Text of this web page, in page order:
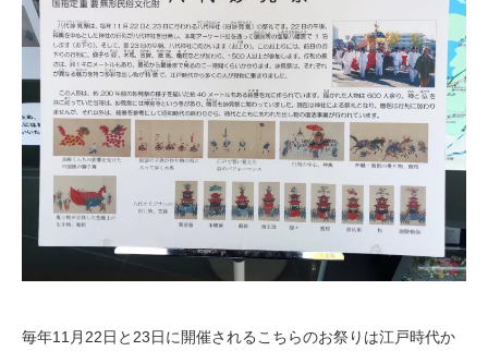
毎年11月22日と23日に開催されるこちらのお祭りは江戸時代か